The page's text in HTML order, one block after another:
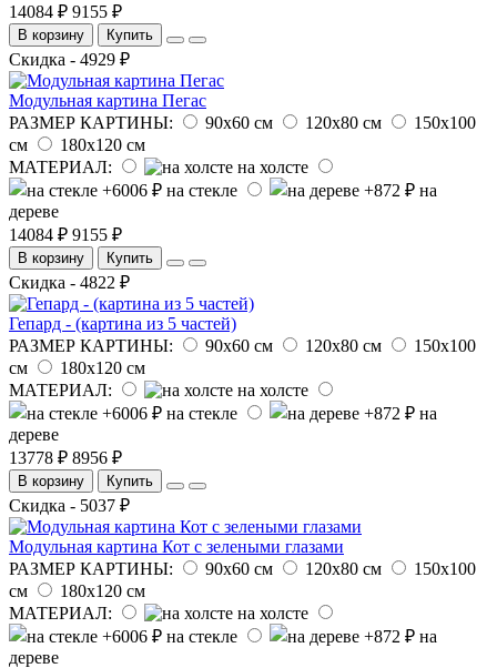
14084 ₽ 9155 ₽
В корзину Купить
Скидка - 4929 ₽
Модульная картина Пегас
РАЗМЕР КАРТИНЫ:
90х60 см 120х80 см
150х100
см
180х120 см
МАТЕРИАЛ:
на холсте
на стекле
на
дереве
14084 ₽ 9155 ₽
В корзину Купить
Скидка - 4822 ₽
Гепард - (картина из 5 частей)
РАЗМЕР КАРТИНЫ:
90х60 см 120х80 см
150х100
см
180х120 см
МАТЕРИАЛ:
на холсте
на стекле
на
дереве
13778 ₽ 8956 ₽
В корзину Купить
Скидка - 5037 ₽
Модульная картина Кот с зелеными глазами
РАЗМЕР КАРТИНЫ:
90х60 см 120х80 см
150х100
см
180х120 см
МАТЕРИАЛ:
на холсте
на стекле
на
дереве